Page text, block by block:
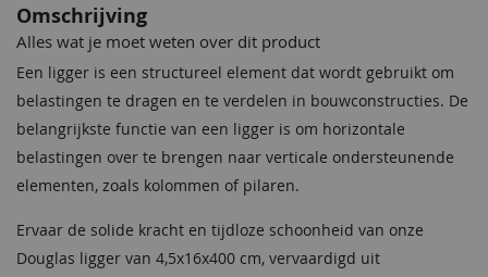
Omschrijving
Alles wat je moet weten over dit product
Een ligger is een structureel element dat wordt gebruikt om
belastingen te dragen en te verdelen in bouwconstructies. De
belangrijkste functie van een ligger is om horizontale
belastingen over te brengen naar verticale ondersteunende
elementen, zoals kolommen of pilaren.
Ervaar de solide kracht en tijdloze schoonheid van onze
Douglas ligger van 4,5x16x400 cm, vervaardigd uit